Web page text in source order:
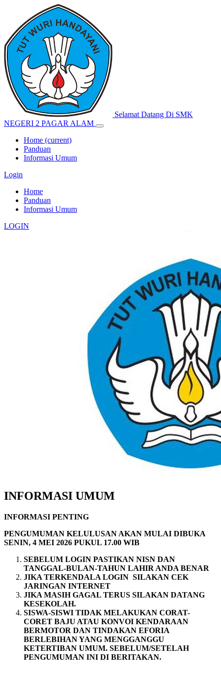
Selamat Datang Di SMK
NEGERI 2 PAGAR ALAM
Home (current)
Panduan
Informasi Umum
Login
Home
Panduan
Informasi Umum
LOGIN
INFORMASI UMUM
INFORMASI PENTING
PENGUMUMAN KELULUSAN AKAN MULAI DIBUKA
SENIN, 4 MEI 2026 PUKUL 17.00 WIB
SEBELUM LOGIN PASTIKAN NISN DAN
TANGGAL-BULAN-TAHUN LAHIR ANDA BENAR
JIKA TERKENDALA LOGIN SILAKAN CEK
JARINGAN INTERNET
JIKA MASIH GAGAL TERUS SILAKAN DATANG
KESEKOLAH.
SISWA-SISWI TIDAK MELAKUKAN CORAT-
CORET BAJU ATAU KONVOI KENDARAAN
BERMOTOR DAN TINDAKAN EFORIA
BERLEBIHAN YANG MENGGANGGU
KETERTIBAN UMUM. SEBELUM/SETELAH
PENGUMUMAN INI DI BERITAKAN.